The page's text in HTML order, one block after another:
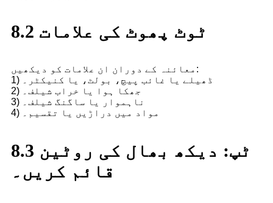
8.2 ٹوٹ پھوٹ کی علامات
معائنہ کے دوران ان علامات کو دیکھیں:
1) ڈھیلے یا غائب پیچ، بولٹ، یا کنیکٹر۔
2) جھکا ہوا یا خراب شیلف۔
3) ناہموار یا ساگنگ شیلف۔
4) مواد میں دراڑیں یا تقسیم۔
8.3 ٹپ: دیکھ بھال کی روٹین
قائم کریں۔